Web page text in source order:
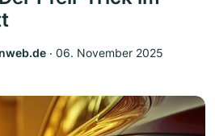
‧ 06. November 2025